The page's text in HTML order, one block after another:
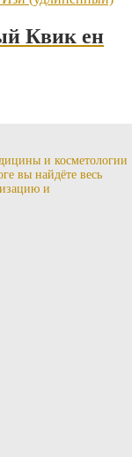
Квик ен
и косметологии
вы найдёте весь
и